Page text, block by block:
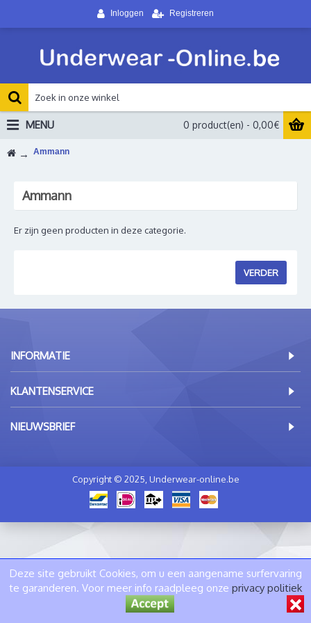
Inloggen Registreren
0 product(en) - 0,00€
MENU
Ammann
Ammann
Er zijn geen producten in deze categorie.
VERDER
INFORMATIE
KLANTENSERVICE
NIEUWSBRIEF
Copyright © 2025, Underwear-online.be
Deze site gebruikt Cookies, om u een aangename surfervaring
te garanderen. Voor meer info raadpleeg onze privacy politiek